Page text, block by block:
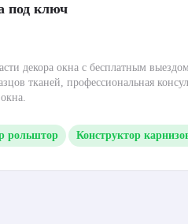
под ключ
декора окна с бесплатным
тканей, профессиональная
рольштор Конструктор